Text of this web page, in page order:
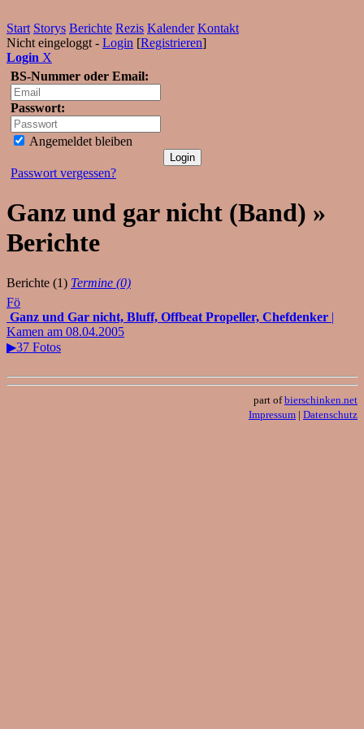
Start Storys Berichte Rezis Kalender Kontakt
Nicht eingeloggt - Login [Registrieren]
Login X
BS-Nummer oder Email:
Passwort:
Angemeldet bleiben
Passwort vergessen?
Ganz und gar nicht (Band) »
Berichte
Berichte (1) Termine (0)
Fö
Ganz und Gar nicht, Bluff, Offbeat Propeller, Chefdenker |
Kamen am 08.04.2005
▶37 Fotos
part ofbierschinken.net
Impressum | Datenschutz